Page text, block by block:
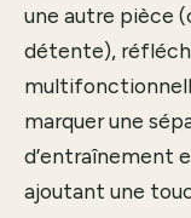
une autre pièce
détente),
marquer une
d’entraînement
ajoutant une